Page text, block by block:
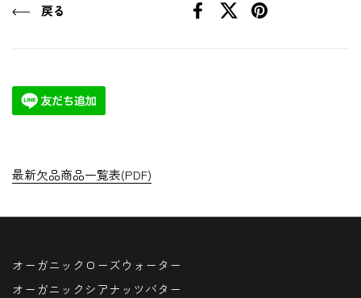
戻る
FacebookX (Twitter)Pinterest
最新欠品商品一覧表(PDF)
オーガニックローズウォーター
オーガニックシアナッツバター